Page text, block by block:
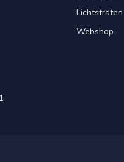
Lichtstraten
Webshop